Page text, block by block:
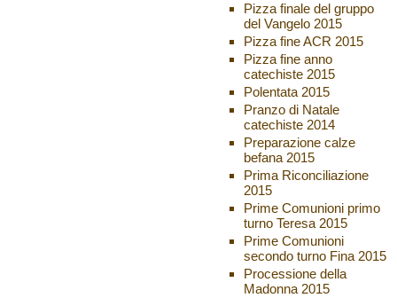
Pizza finale del gruppo
del Vangelo 2015
Pizza fine ACR 2015
Pizza fine anno
catechiste 2015
Polentata 2015
Pranzo di Natale
catechiste 2014
Preparazione calze
befana 2015
Prima Riconciliazione
2015
Prime Comunioni primo
turno Teresa 2015
Prime Comunioni
secondo turno Fina 2015
Processione della
Madonna 2015